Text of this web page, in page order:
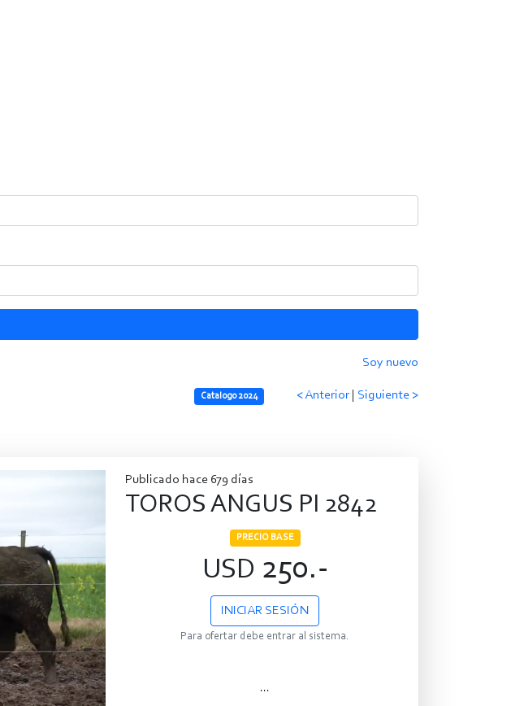
Soy nuevo
Catalogo 2024 < Anterior Siguiente >
Publicado hace 679 días
TOROS ANGUS PI 2842
PRECIO BASE
USD 250.-
INICIAR SESIÓN
Para ofertar debe entrar al sistema.
...